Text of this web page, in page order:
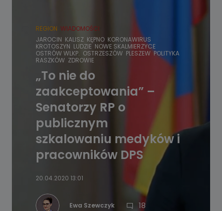
REGION WIADOMOŚCI
JAROCIN KALISZ KĘPNO KORONAWIRUS
KROTOSZYN LUDZIE NOWE SKALMIERZYCE
OSTRÓW WLKP. OSTRZESZÓW PLESZEW POLITYKA
RASZKÓW ZDROWIE
„To nie do
zaakceptowania” –
Senatorzy RP o
publicznym
szkalowaniu medyków i
pracowników DPS
20.04.2020 13:01
Ewa Szewczyk 18